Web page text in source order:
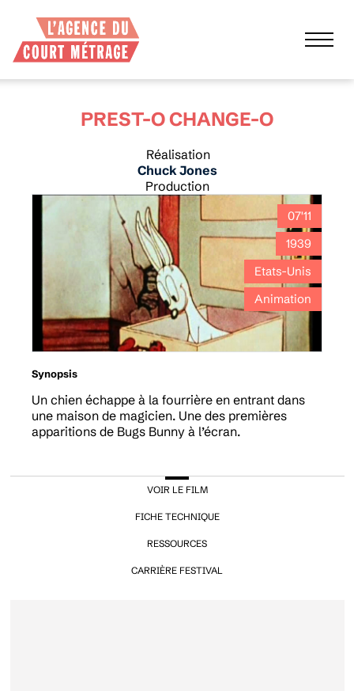
PREST-O CHANGE-O
Réalisation
Chuck Jones
Production
07'11
1939
Etats-Unis
Animation
Synopsis
Un chien échappe à la fourrière en entrant dans
une maison de magicien. Une des premières
apparitions de Bugs Bunny à l’écran.
VOIR LE FILM
FICHE TECHNIQUE
RESSOURCES
CARRIÈRE FESTIVAL